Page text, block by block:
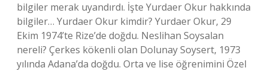
bilgiler merak uyandırdı. İşte Yurdaer Okur hakkında
bilgiler… Yurdaer Okur kimdir? Yurdaer Okur, 29
Ekim 1974’te Rize’de doğdu. Neslihan Soysalan
nereli? Çerkes kökenli olan Dolunay Soysert, 1973
yılında Adana’da doğdu. Orta ve lise öğrenimini Özel